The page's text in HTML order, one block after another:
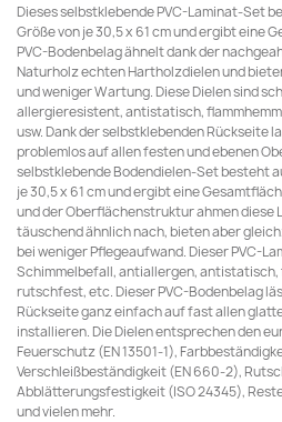
Dieses selbstklebende PVC-Laminat-Set
Größe von je 30,5 x 61 cm und ergibt eine
PVC-Bodenbelag ähnelt dank der
Naturholz echten Hartholzdielen und
und weniger Wartung. Diese Dielen sind
allergieresistent, antistatisch,
usw. Dank der selbstklebenden Rückseite
problemlos auf allen festen und ebenen
selbstklebende Bodendielen-Set besteht
je 30,5 x 61 cm und ergibt eine
und der Oberflächenstruktur ahmen diese
täuschend ähnlich nach, bieten aber
bei weniger Pflegeaufwand. Dieser PVC-
Schimmelbefall, antiallergen, antistatisch,
rutschfest, etc. Dieser PVC-Bodenbelag
Rückseite ganz einfach auf fast allen
installieren. Die Dielen entsprechen den
Feuerschutz (EN 13501-1),
Verschleißbeständigkeit (EN 660-2),
Abblätterungsfestigkeit (ISO 24345),
und vielen mehr.